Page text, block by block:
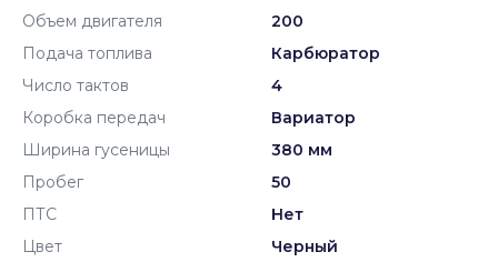
Объем двигателя
200
Подача топлива
Карбюратор
Число тактов
4
Коробка передач
Вариатор
Ширина гусеницы
380 мм
Пробег
50
ПТС
Нет
Цвет
Черный